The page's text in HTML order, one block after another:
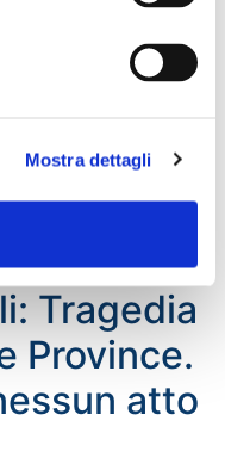
Mostra dettagli
del 50°
che si diede
terrà a Milano
‘manifestazione
si aprirà con una
Tragedia
Province.
atto